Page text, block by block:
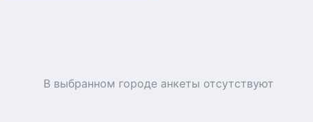
В выбранном городе анкеты отсутствуют